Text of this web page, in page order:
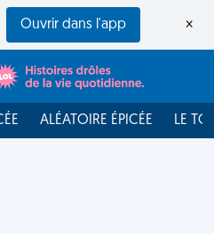
Ouvrir dans l'app ×
ALÉATOIRE ÉPICÉE LE